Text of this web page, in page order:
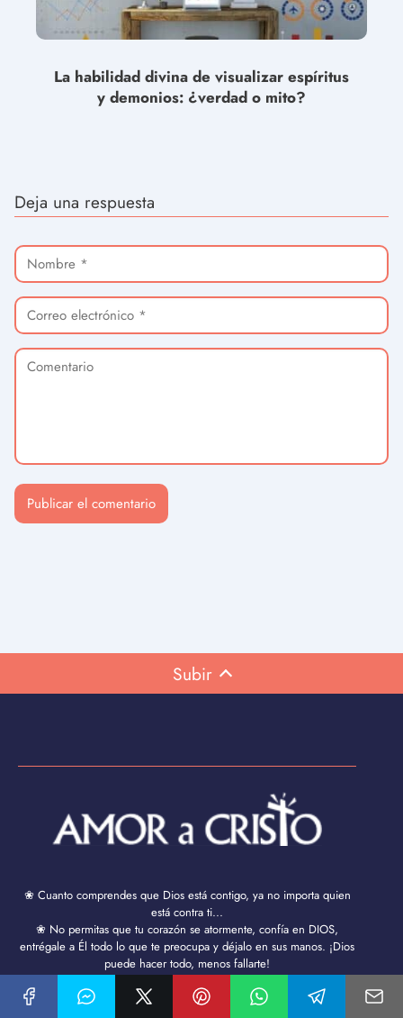
La habilidad divina de visualizar espíritus
y demonios: ¿verdad o mito?
Deja una respuesta
Subir
❀ Cuanto comprendes que Dios está contigo, ya no importa quien
está contra ti...
❀ No permitas que tu corazón se atormente, confía en DIOS,
entrégale a Él todo lo que te preocupa y déjalo en sus manos. ¡Dios
puede hacer todo, menos fallarte!
❀ Si tu día se ve gris, puede deberse a que Dios está ocupado
poniéndole color al diseño de tu vida.